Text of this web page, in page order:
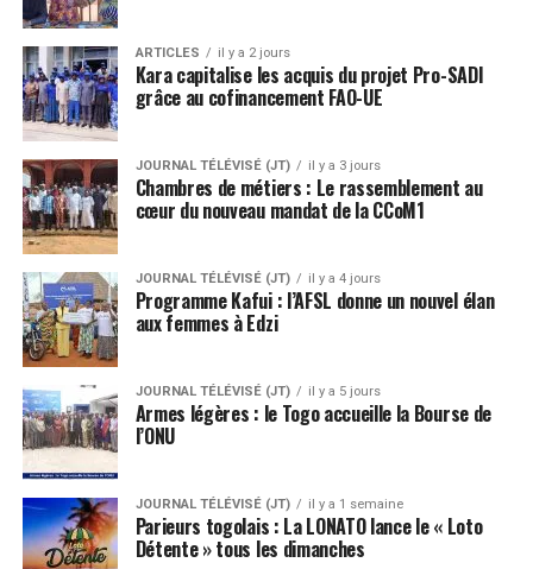
ARTICLES il y a 2 jours
Kara capitalise les acquis du projet Pro-SADI
grâce au cofinancement FAO-UE
JOURNAL TÉLÉVISÉ (JT) il y a 3 jours
Chambres de métiers : Le rassemblement au
cœur du nouveau mandat de la CCoM1
JOURNAL TÉLÉVISÉ (JT) il y a 4 jours
Programme Kafui : l’AFSL donne un nouvel élan
aux femmes à Edzi
JOURNAL TÉLÉVISÉ (JT) il y a 5 jours
Armes légères : le Togo accueille la Bourse de
l’ONU
JOURNAL TÉLÉVISÉ (JT) il y a 1 semaine
Parieurs togolais : La LONATO lance le « Loto
Détente » tous les dimanches